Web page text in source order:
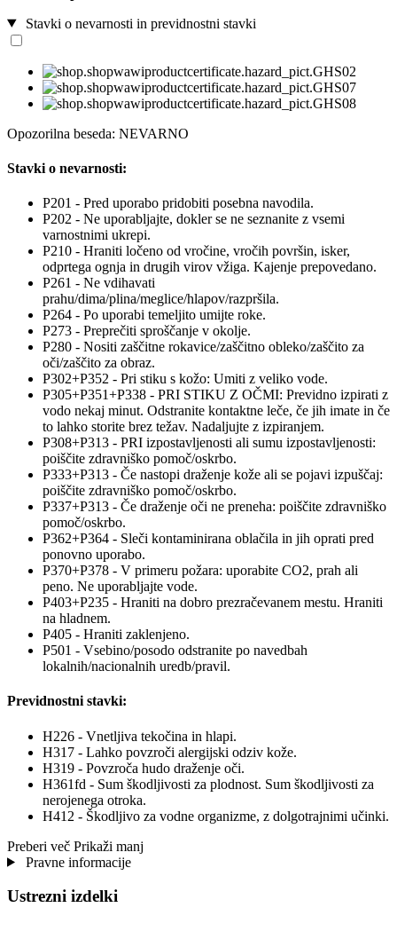
Stavki o nevarnosti in previdnostni stavki
Opozorilna beseda: NEVARNO
Stavki o nevarnosti:
P201 - Pred uporabo pridobiti posebna navodila.
P202 - Ne uporabljajte, dokler se ne seznanite z vsemi
varnostnimi ukrepi.
P210 - Hraniti ločeno od vročine, vročih površin, isker,
odprtega ognja in drugih virov vžiga. Kajenje prepovedano.
P261 - Ne vdihavati
prahu/dima/plina/meglice/hlapov/razpršila.
P264 - Po uporabi temeljito umijte roke.
P273 - Preprečiti sproščanje v okolje.
P280 - Nositi zaščitne rokavice/zaščitno obleko/zaščito za
oči/zaščito za obraz.
P302+P352 - Pri stiku s kožo: Umiti z veliko vode.
P305+P351+P338 - PRI STIKU Z OČMI: Previdno izpirati z
vodo nekaj minut. Odstranite kontaktne leče, če jih imate in če
to lahko storite brez težav. Nadaljujte z izpiranjem.
P308+P313 - PRI izpostavljenosti ali sumu izpostavljenosti:
poiščite zdravniško pomoč/oskrbo.
P333+P313 - Če nastopi draženje kože ali se pojavi izpuščaj:
poiščite zdravniško pomoč/oskrbo.
P337+P313 - Če draženje oči ne preneha: poiščite zdravniško
pomoč/oskrbo.
P362+P364 - Sleči kontaminirana oblačila in jih oprati pred
ponovno uporabo.
P370+P378 - V primeru požara: uporabite CO2, prah ali
peno. Ne uporabljajte vode.
P403+P235 - Hraniti na dobro prezračevanem mestu. Hraniti
na hladnem.
P405 - Hraniti zaklenjeno.
P501 - Vsebino/posodo odstranite po navedbah
lokalnih/nacionalnih uredb/pravil.
Previdnostni stavki:
H226 - Vnetljiva tekočina in hlapi.
H317 - Lahko povzroči alergijski odziv kože.
H319 - Povzroča hudo draženje oči.
H361fd - Sum škodljivosti za plodnost. Sum škodljivosti za
nerojenega otroka.
H412 - Škodljivo za vodne organizme, z dolgotrajnimi učinki.
Preberi več Prikaži manj
Pravne informacije
Ustrezni izdelki